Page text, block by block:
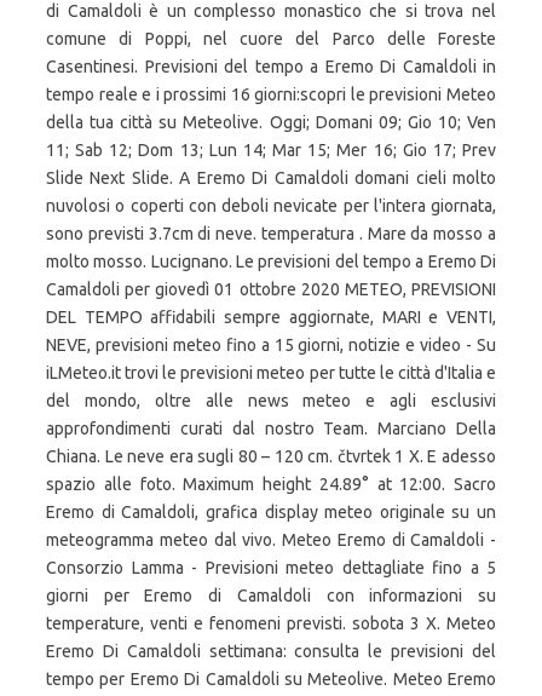
di Camaldoli è un complesso monastico che si trova nel
comune di Poppi, nel cuore del Parco delle Foreste
Casentinesi. Previsioni del tempo a Eremo Di Camaldoli in
tempo reale e i prossimi 16 giorni:scopri le previsioni Meteo
della tua città su Meteolive. Oggi; Domani 09; Gio 10; Ven
11; Sab 12; Dom 13; Lun 14; Mar 15; Mer 16; Gio 17; Prev
Slide Next Slide. A Eremo Di Camaldoli domani cieli molto
nuvolosi o coperti con deboli nevicate per l'intera giornata,
sono previsti 3.7cm di neve. temperatura . Mare da mosso a
molto mosso. Lucignano. Le previsioni del tempo a Eremo Di
Camaldoli per giovedì 01 ottobre 2020 METEO, PREVISIONI
DEL TEMPO affidabili sempre aggiornate, MARI e VENTI,
NEVE, previsioni meteo fino a 15 giorni, notizie e video - Su
iLMeteo.it trovi le previsioni meteo per tutte le città d'Italia e
del mondo, oltre alle news meteo e agli esclusivi
approfondimenti curati dal nostro Team. Marciano Della
Chiana. Le neve era sugli 80 – 120 cm. čtvrtek 1 X. E adesso
spazio alle foto. Maximum height 24.89° at 12:00. Sacro
Eremo di Camaldoli, grafica display meteo originale su un
meteogramma meteo dal vivo. Meteo Eremo di Camaldoli -
Consorzio Lamma - Previsioni meteo dettagliate fino a 5
giorni per Eremo di Camaldoli con informazioni su
temperature, venti e fenomeni previsti. sobota 3 X. Meteo
Eremo Di Camaldoli settimana: consulta le previsioni del
tempo per Eremo Di Camaldoli su Meteolive. Meteo Eremo